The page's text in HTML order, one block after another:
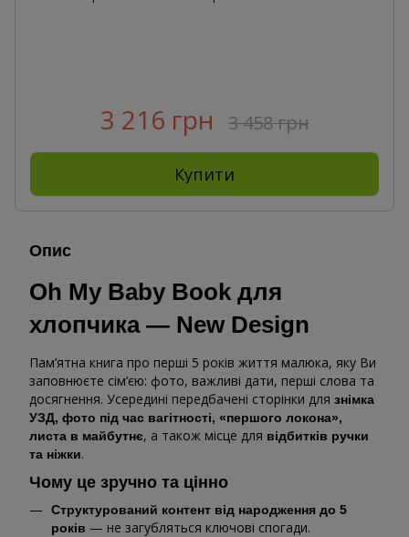
3 216 грн 3 458 грн
Купити
Опис
Oh My Baby Book для
хлопчика — New Design
Пам’ятна книга про перші 5 років життя малюка, яку Ви
заповнюєте сім’єю: фото, важливі дати, перші слова та
досягнення. Усередині передбачені сторінки для знімка
УЗД, фото під час вагітності, «першого локона»,
листа в майбутнє, а також місце для відбитків ручки
та ніжки.
Чому це зручно та цінно
Структурований контент від народження до 5
років — не загубляться ключові спогади.